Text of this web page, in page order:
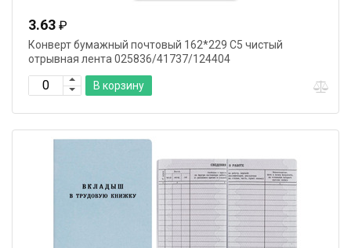
3.63 ₽
Конверт бумажный почтовый 162*229 С5 чистый
отрывная лента 025836/41737/124404
В корзину